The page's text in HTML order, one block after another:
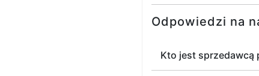
Odpowiedzi na
Kto jest sprzedawcą